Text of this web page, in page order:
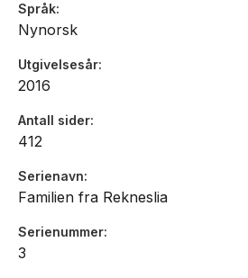
Språk
Nynorsk
Utgivelsesår
2016
Antall sider
412
Serienavn
Familien fra Rekneslia
Serienummer
3